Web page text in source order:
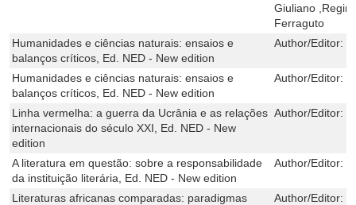
Giuliano
Ferraguto
Humanidades e ciências naturais: ensaios e
balanços críticos, Ed. NED - New edition
Author/Editor:
Humanidades e ciências naturais: ensaios e
balanços críticos, Ed. NED - New edition
Author/Editor:
Linha vermelha: a guerra da Ucrânia e as relações
internacionais do século XXI, Ed. NED - New
edition
Author/Editor:
A literatura em questão: sobre a responsabilidade
da instituição literária, Ed. NED - New edition
Author/Editor:
Literaturas africanas comparadas: paradigmas
Author/Editor: